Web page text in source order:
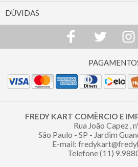
DÚVIDAS
FREDY KART COMÈRCIO E
Rua João Capez ,
São Paulo - SP - Jardim
E-mail:
Telefone (11)